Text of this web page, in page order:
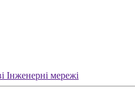
Інженерні мережі